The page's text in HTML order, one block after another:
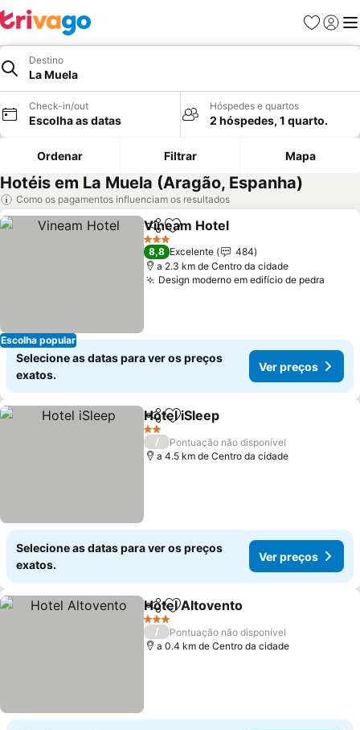
Favoritos
Iniciar
Destino
La Muela
Check-in/out
Escolha as datas
Hóspedes e quartos
2 hóspedes, 1 quarto.
Ordenar Filtrar Mapa
Hotéis em La Muela (Aragão, Espanha)
Como os pagamentos influenciam os resultados
Escolha popular
PartilharAdicionar aos favoritos
Vineam Hotel
3 Estrelas
8,8 Excelente
484
a 2.3 km de Centro da cidade
Design moderno em edifício de pedra
Selecione as datas para ver os preços
exatos.
Ver preços
PartilharAdicionar aos favoritos
Hotel iSleep
2 Estrelas
/
Pontuação não disponível
a 4.5 km de Centro da cidade
Selecione as datas para ver os preços
exatos.
Ver preços
PartilharAdicionar aos favoritos
Hotel Altovento
3 Estrelas
/
Pontuação não disponível
a 0.4 km de Centro da cidade